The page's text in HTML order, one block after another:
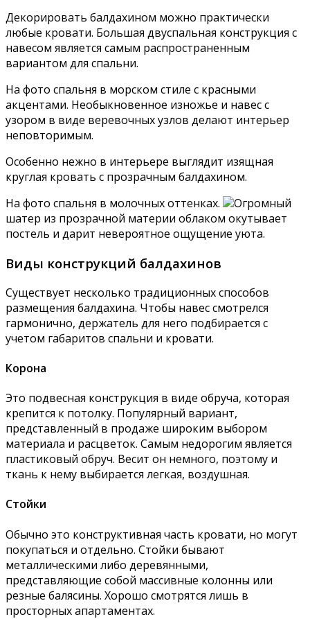
Декорировать балдахином можно практически
любые кровати. Большая двуспальная конструкция с
навесом является самым распространенным
вариантом для спальни.
На фото спальня в морском стиле с красными
акцентами. Необыкновенное изножье и навес с
узором в виде веревочных узлов делают интерьер
неповторимым.
Особенно нежно в интерьере выглядит изящная
круглая кровать с прозрачным балдахином.
На фото спальня в молочных оттенках.
Огромный
шатер из прозрачной материи облаком окутывает
постель и дарит невероятное ощущение уюта.
Виды конструкций балдахинов
Существует несколько традиционных способов
размещения балдахина. Чтобы навес смотрелся
гармонично, держатель для него подбирается с
учетом габаритов спальни и кровати.
Корона
Это подвесная конструкция в виде обруча, которая
крепится к потолку. Популярный вариант,
представленный в продаже широким выбором
материала и расцветок. Самым недорогим является
пластиковый обруч. Весит он немного, поэтому и
ткань к нему выбирается легкая, воздушная.
Стойки
Обычно это конструктивная часть кровати, но могут
покупаться и отдельно. Стойки бывают
металлическими либо деревянными,
представляющие собой массивные колонны или
резные балясины. Хорошо смотрятся лишь в
просторных апартаментах.